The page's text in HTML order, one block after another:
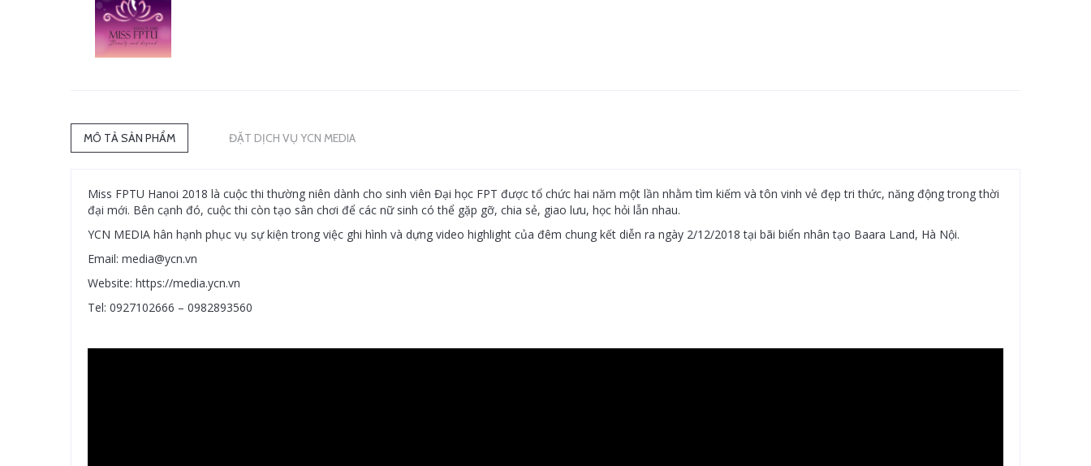
MÔ TẢ SẢN PHẨM ĐẶT DỊCH VỤ YCN MEDIA
Miss FPTU Hanoi 2018 là cuộc thi thường niên dành cho sinh viên Đại học FPT được tổ chức hai năm một lần nhằm tìm kiếm và tôn vinh vẻ đẹp tri thức, năng động trong thời
đại mới. Bên cạnh đó, cuộc thi còn tạo sân chơi để các nữ sinh có thể gặp gỡ, chia sẻ, giao lưu, học hỏi lẫn nhau.
YCN MEDIA hân hạnh phục vụ sự kiện trong việc ghi hình và dựng video highlight của đêm chung kết diễn ra ngày 2/12/2018 tại bãi biển nhân tạo Baara Land, Hà Nội.
Email: media@ycn.vn
Website: https://media.ycn.vn
Tel: 0927102666 – 0982893560